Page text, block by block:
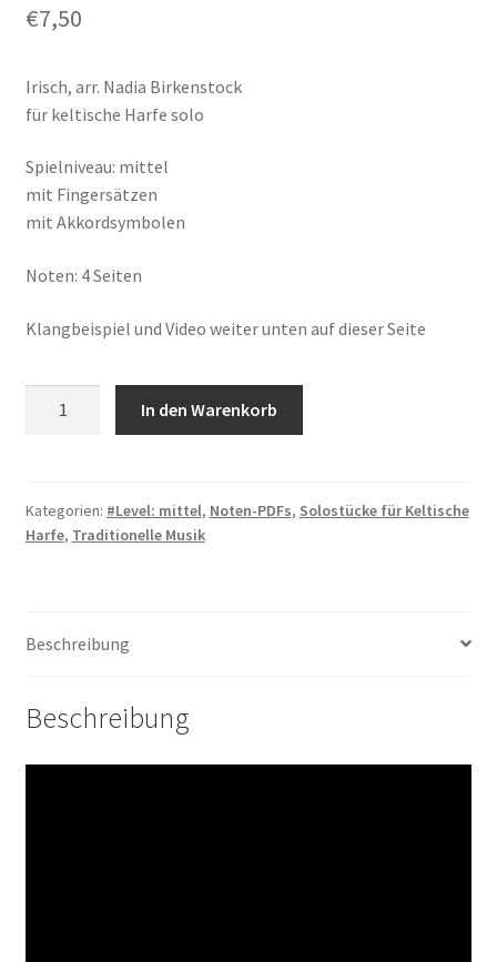
€7,50
Irisch, arr. Nadia Birkenstock
für keltische Harfe solo
Spielniveau: mittel
mit Fingersätzen
mit Akkordsymbolen
Noten: 4 Seiten
Klangbeispiel und Video weiter unten auf dieser Seite
PDF
Menge
In den Warenkorb
Kategorien: #Level: mittel, Noten-PDFs, Solostücke für Keltische
Harfe, Traditionelle Musik
Beschreibung
Beschreibung